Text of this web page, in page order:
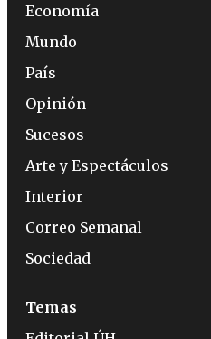
Economía
Mundo
País
Opinión
Sucesos
Arte y Espectáculos
Interior
Correo Semanal
Sociedad
Temas